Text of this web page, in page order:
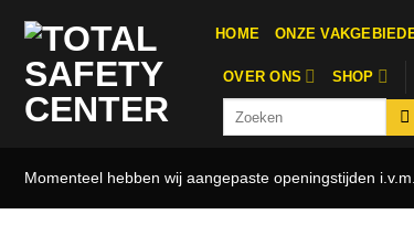
naar
inhoud
HOME ONZE
OVER ONS SHOP
Momenteel hebben wij aangepaste openingstijden